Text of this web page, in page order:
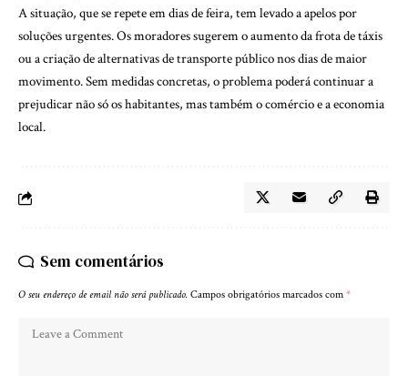
A situação, que se repete em dias de feira, tem levado a apelos por
soluções urgentes. Os moradores sugerem o aumento da frota de táxis
ou a criação de alternativas de transporte público nos dias de maior
movimento. Sem medidas concretas, o problema poderá continuar a
prejudicar não só os habitantes, mas também o comércio e a economia
local.
Sem comentários
O seu endereço de email não será publicado. Campos obrigatórios marcados com *